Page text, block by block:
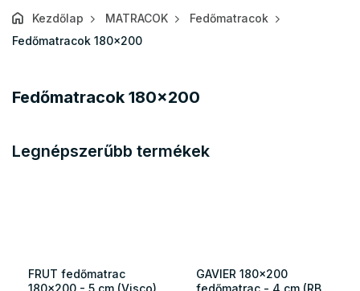
Kezdőlap MATRACOK
Fedőmatracok
Fedőmatracok 180x200
Fedőmatracok 180x200
Legnépszerűbb termékek
FRUT fedőmatrac
180x200 - 5 cm (Visco)
GAVIER 180x200
fedőmatrac - 4 cm (RB